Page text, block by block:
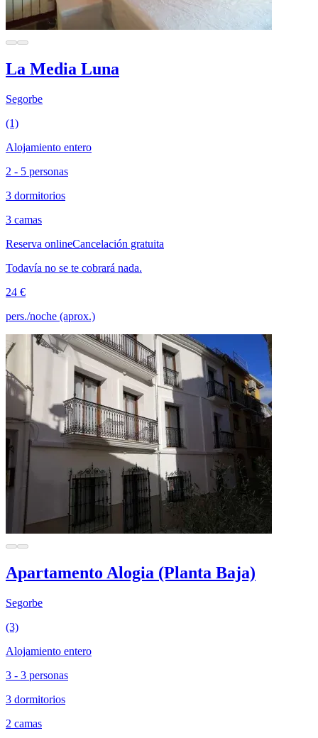
La Media Luna
Segorbe
(1)
Alojamiento entero
2 - 5 personas
3 dormitorios
3 camas
Reserva onlineCancelación gratuita
Todavía no se te cobrará nada.
24 €
pers./noche (aprox.)
Apartamento Alogia (Planta Baja)
Segorbe
(3)
Alojamiento entero
3 - 3 personas
3 dormitorios
2 camas